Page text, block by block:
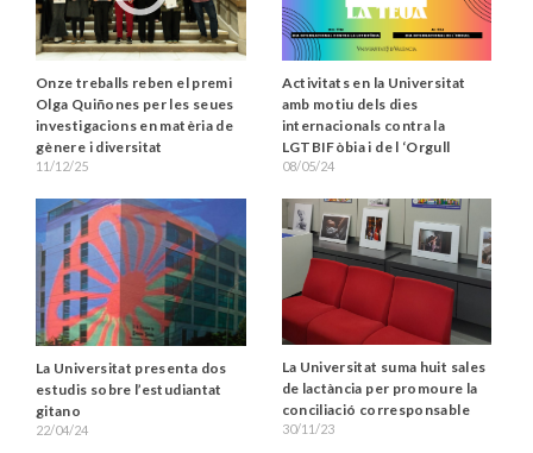
Onze treballs reben el premi
Olga Quiñones per les seues
investigacions en matèria de
gènere i diversitat
11/12/25
Activitats en la Universitat
amb motiu dels dies
internacionals contra la
LGTBIFòbia i de l ‘Orgull
08/05/24
La Universitat presenta dos
estudis sobre l’estudiantat
gitano
22/04/24
La Universitat suma huit sales
de lactància per promoure la
conciliació corresponsable
30/11/23